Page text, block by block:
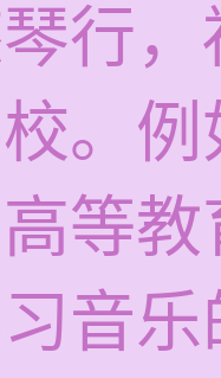
行
。
等
音